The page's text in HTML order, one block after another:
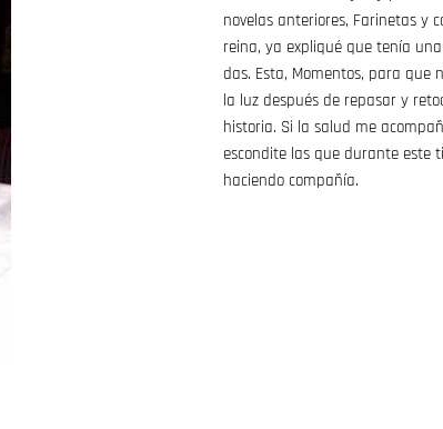
novelas anteriores, Farinetas y
reina, ya expliqué que tenía
das. Esta, Momentos, para que
la luz después de repasar y
historia. Si la salud me
escondite las que durante este
haciendo compañía.